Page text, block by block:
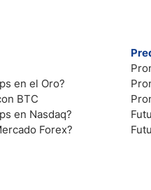
en el Oro?
BTC
en Nasdaq?
Forex?